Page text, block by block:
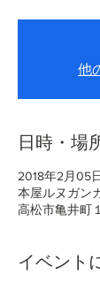
他
日時・場
2018年2月05
本屋ルヌガン
高松市亀井町
イベント